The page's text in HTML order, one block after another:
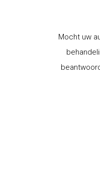
Mocht uw